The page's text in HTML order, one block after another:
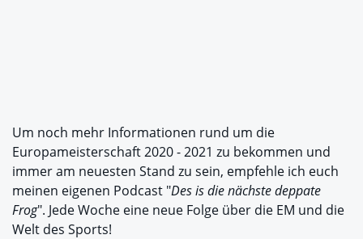
Um noch mehr Informationen rund um die
Europameisterschaft 2020 - 2021 zu bekommen und
immer am neuesten Stand zu sein, empfehle ich euch
meinen eigenen Podcast "Des is die nächste deppate
Frog". Jede Woche eine neue Folge über die EM und die
Welt des Sports!